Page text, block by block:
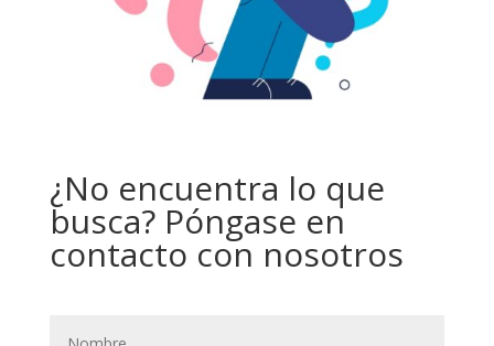
¿No encuentra lo que
busca? Póngase en
contacto con nosotros